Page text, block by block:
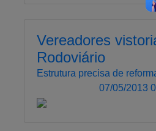
Vereadores
Rodoviário
Estrutura precisa de
07/05/2013